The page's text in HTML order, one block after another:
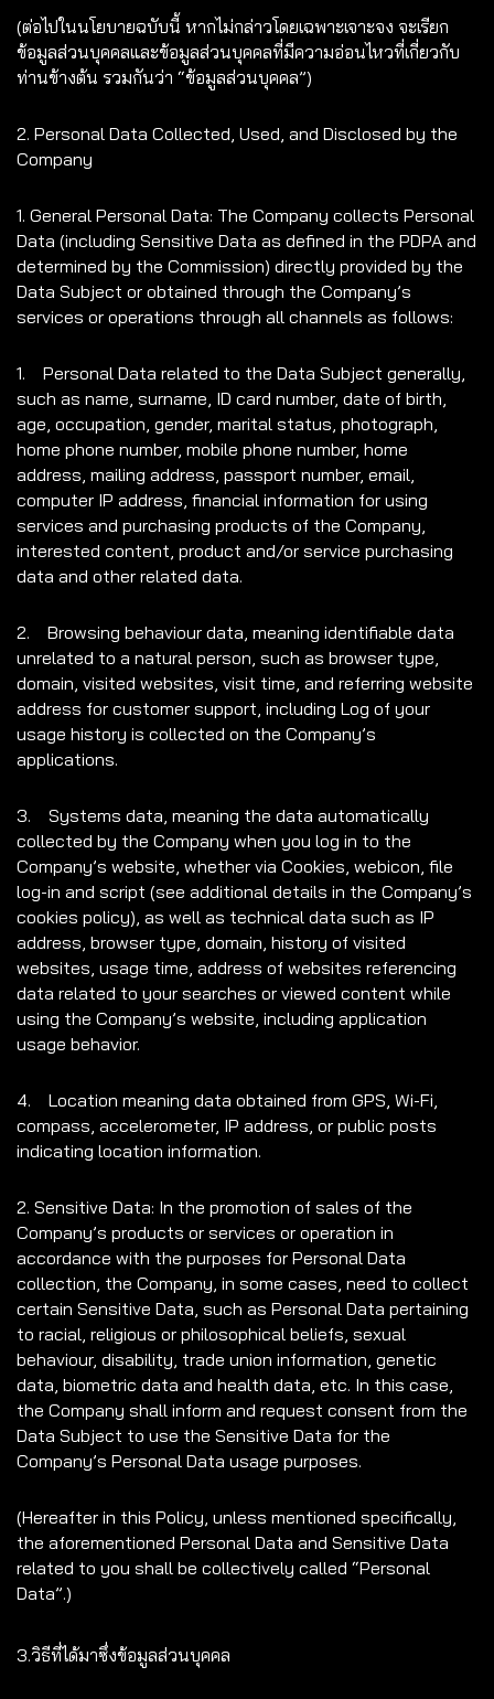
(ต่อไปในนโยบายฉบับนี้ หากไม่กล่าวโดยเฉพาะเจาะจง จะเรียก
ข้อมูลส่วนบุคคลและข้อมูลส่วนบุคคลที่มีความอ่อนไหวที่เกี่ยวกับ
ท่านข้างต้น รวมกันว่า “ข้อมูลส่วนบุคคล”)
2. Personal Data Collected, Used, and Disclosed by the
Company
1. General Personal Data: The Company collects Personal
Data (including Sensitive Data as defined in the PDPA and
determined by the Commission) directly provided by the
Data Subject or obtained through the Company’s
services or operations through all channels as follows:
1. Personal Data related to the Data Subject generally,
such as name, surname, ID card number, date of birth,
age, occupation, gender, marital status, photograph,
home phone number, mobile phone number, home
address, mailing address, passport number, email,
computer IP address, financial information for using
services and purchasing products of the Company,
interested content, product and/or service purchasing
data and other related data.
2. Browsing behaviour data, meaning identifiable data
unrelated to a natural person, such as browser type,
domain, visited websites, visit time, and referring website
address for customer support, including Log of your
usage history is collected on the Company’s
applications.
3. Systems data, meaning the data automatically
collected by the Company when you log in to the
Company’s website, whether via Cookies, webicon, file
log-in and script (see additional details in the Company’s
cookies policy), as well as technical data such as IP
address, browser type, domain, history of visited
websites, usage time, address of websites referencing
data related to your searches or viewed content while
using the Company’s website, including application
usage behavior.
4. Location meaning data obtained from GPS, Wi-Fi,
compass, accelerometer, IP address, or public posts
indicating location information.
2. Sensitive Data: In the promotion of sales of the
Company’s products or services or operation in
accordance with the purposes for Personal Data
collection, the Company, in some cases, need to collect
certain Sensitive Data, such as Personal Data pertaining
to racial, religious or philosophical beliefs, sexual
behaviour, disability, trade union information, genetic
data, biometric data and health data, etc. In this case,
the Company shall inform and request consent from the
Data Subject to use the Sensitive Data for the
Company’s Personal Data usage purposes.
(Hereafter in this Policy, unless mentioned specifically,
the aforementioned Personal Data and Sensitive Data
related to you shall be collectively called “Personal
Data”.)
3.วิธีที่ได้มาซึ่งข้อมูลส่วนบุคคล